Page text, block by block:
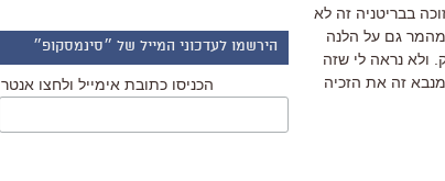
בבריטניה זה לא
גם על הלנה
ולא נראה לי שזה
זה את הזכיה
הירשמו לעדכוני המייל של ״סינמסקופ״
הכניסו כתובת אימייל ולחצו אנטר